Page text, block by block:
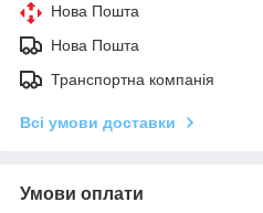
Нова Пошта
Нова Пошта
Транспортна компанія
Всі умови доставки
Умови оплати